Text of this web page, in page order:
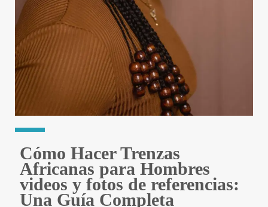
Cómo Hacer Trenzas
Africanas para Hombres
videos y fotos de referencias:
Una Guía Completa